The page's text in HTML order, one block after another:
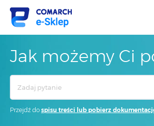
Jak możemy Ci
Przejdź do spisu treści lub pobierz